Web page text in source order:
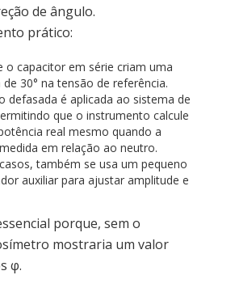
de ângulo.
prático:
o capacitor em série criam uma
30° na tensão de referência.
defasada é aplicada ao sistema de
que o instrumento calcule
real mesmo quando a
em relação ao neutro.
também se usa um pequeno
auxiliar para ajustar amplitude e
porque, sem o
mostraria um valor
φ.